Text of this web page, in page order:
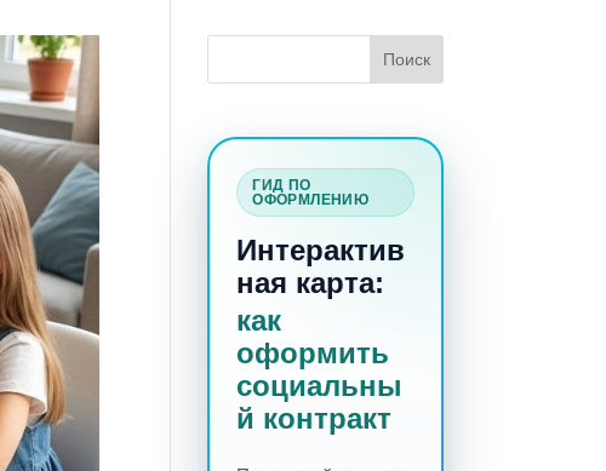
ГИД ПО
ОФОРМЛЕНИЮ
Интерактив
ная карта:
как
оформить
социальны
й контракт